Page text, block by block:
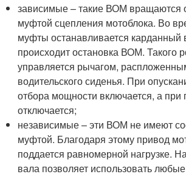
зависимые – такие ВОМ вращаются
муфтой сцепления мотоблока. Во
муфты останавливается карданный
происходит остановка ВОМ. Такого
управляется рычагом,
водительского сиденья. При
отбора мощности включается, а при
отключается;
независимые – эти ВОМ не имеют
муфтой. Благодаря этому привод
поддается равномерной нагрузке.
вала позволяет использовать